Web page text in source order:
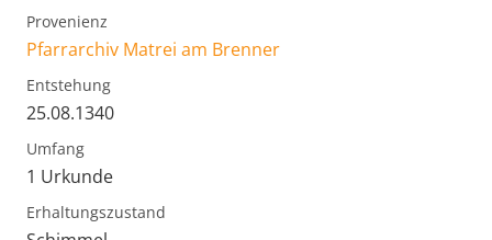
Provenienz
Pfarrarchiv Matrei am Brenner
Entstehung
25.08.1340
Umfang
1 Urkunde
Erhaltungszustand